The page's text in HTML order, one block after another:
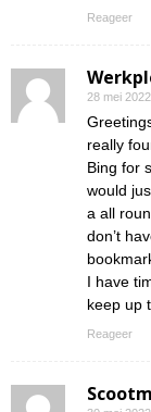
Reageer
28 mei
really
Bing for
would
a all
don’t
I have
keep up
Reageer